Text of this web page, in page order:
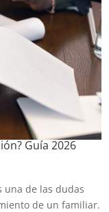
Guía 2026
una de las dudas
de un familiar.